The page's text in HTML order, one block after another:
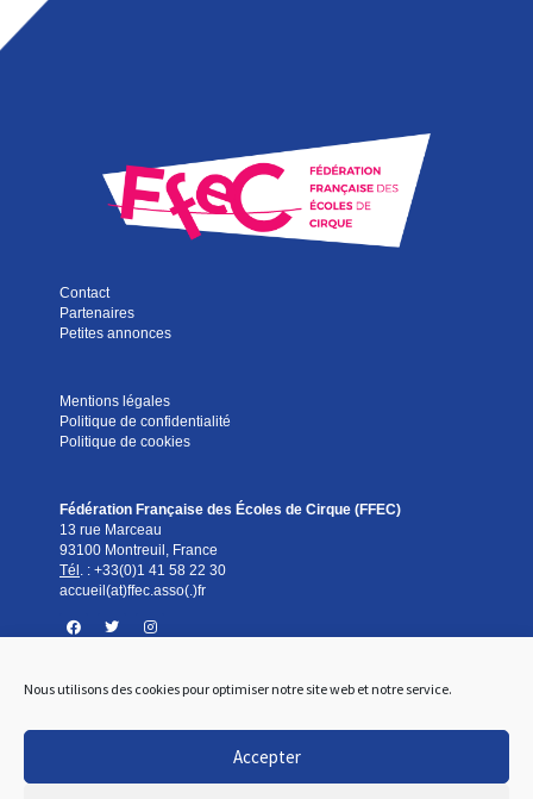
Nous utilisons des cookies pour optimiser notre site web et notre service.
Accepter
Contact
Partenaires
Petites annonces
Mentions légales
Politique de confidentialité
Politique de cookies
Fédération Française des Écoles de Cirque (FFEC)
13 rue Marceau
93100 Montreuil, France
Tél . : +33(0)1 41 58 22 30
accueil(at)ffec.asso(.)fr
Standard téléphonique
Du lundi au vendredi
De 9h à 12h et de 14h à 17h